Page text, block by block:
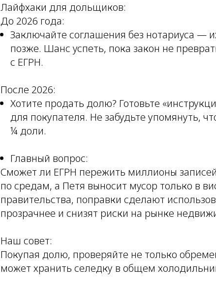
Лайфхаки для дольщиков:
До 2026 года:
Заключайте соглашения без нотариуса —
позже. Шанс успеть, пока закон не
с ЕГРН.
После 2026:
Хотите продать долю? Готовьте
для покупателя. Не забудьте упомянуть,
¼ доли.
Главный вопрос:
Сможет ли ЕГРН пережить миллионы
по средам, а Петя выносит мусор только в
правительства, поправки сделают
прозрачнее и снизят риски на рынке
Наш совет:
Покупая долю, проверяйте не только
может хранить селедку в общем